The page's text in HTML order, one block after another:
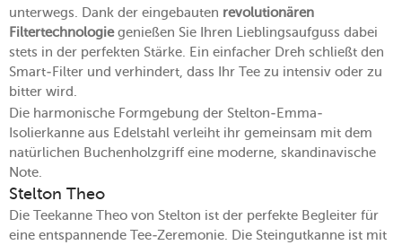
unterwegs. Dank der eingebauten revolutionären
Filtertechnologiegenießen Sie Ihren Lieblingsaufguss dabei
stets in der perfekten Stärke. Ein einfacher Dreh schließt den
Smart-Filter und verhindert, dass Ihr Tee zu intensiv oder zu
bitter wird.
Die harmonische Formgebung der Stelton-Emma-
Isolierkanne aus Edelstahl verleiht ihr gemeinsam mit dem
natürlichen Buchenholzgriff eine moderne, skandinavische
Note.
Stelton Theo
Die Teekanne Theo von Stelton ist der perfekte Begleiter für
eine entspannende Tee-Zeremonie. Die Steingutkanne ist mit